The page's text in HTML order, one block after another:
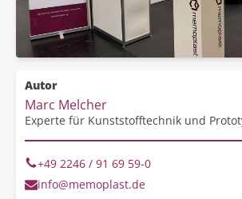
Autor
Marc Melcher
Experte für Kunststofftechnik und
+49 2246 / 91 69 59-0
info@memoplast.de